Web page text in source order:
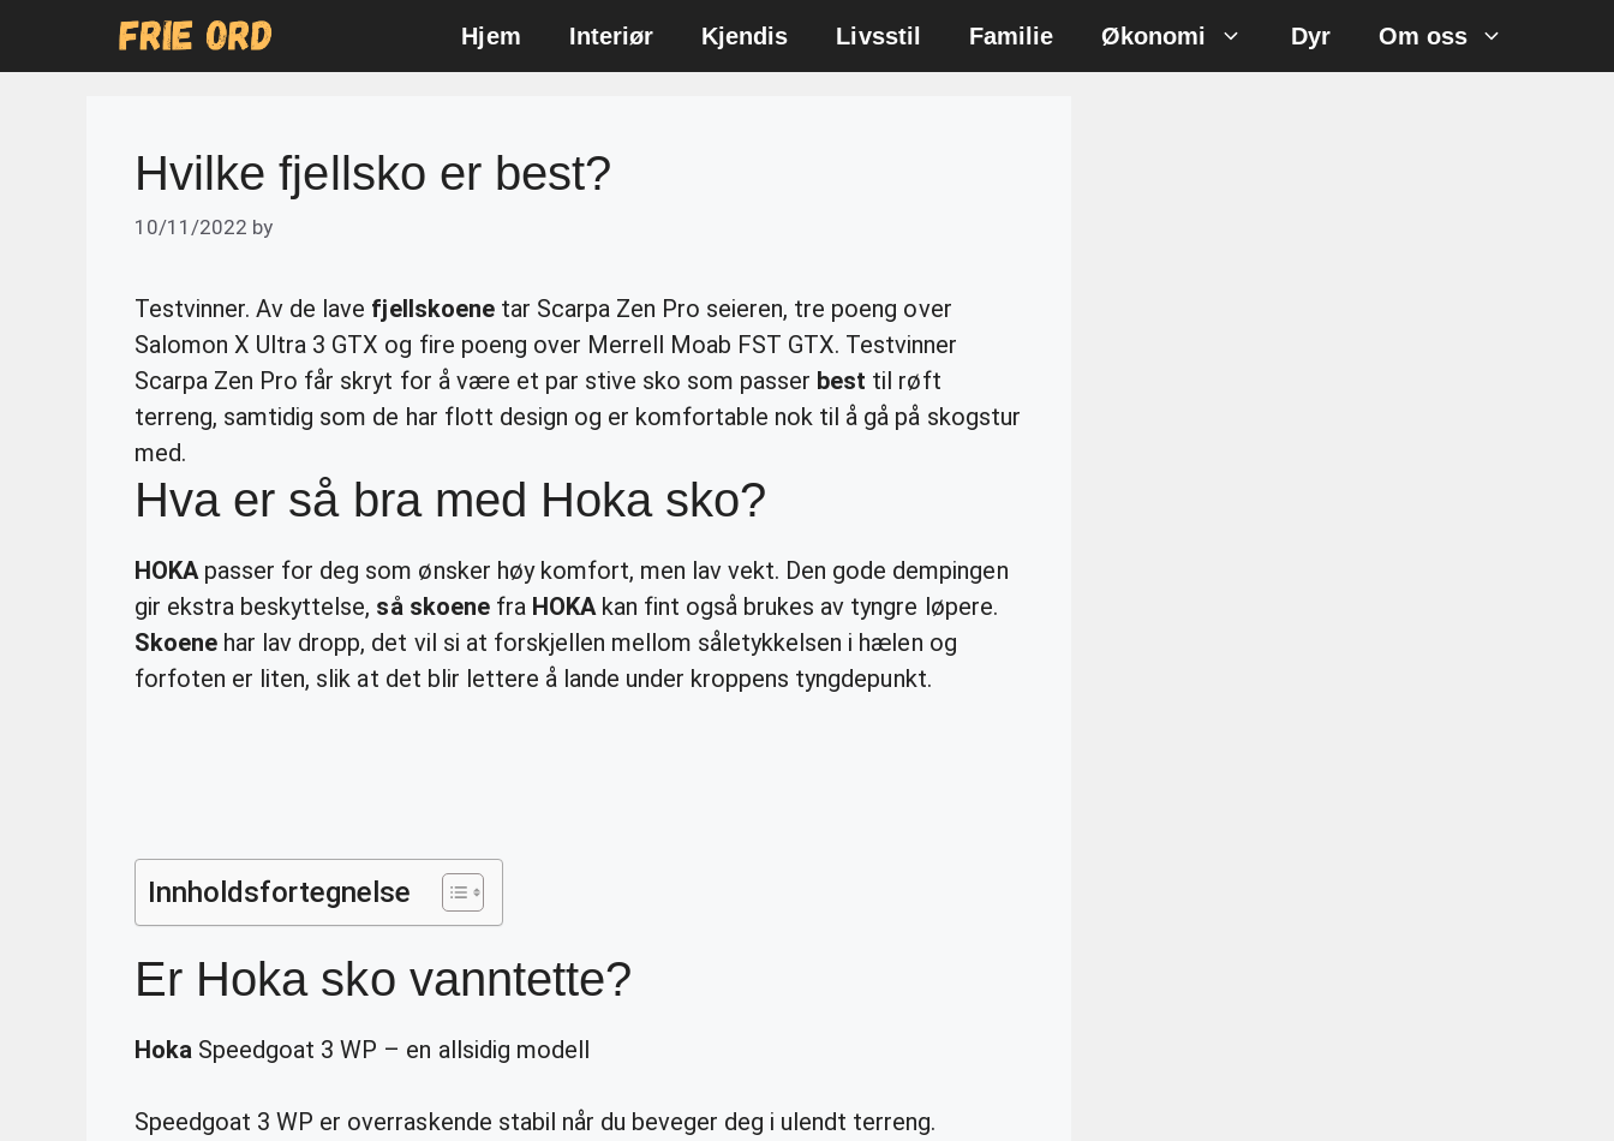
Hjem Interiør Kjendis Livsstil Familie Økonomi Dyr Om oss
Hvilke fjellsko er best?
10/11/2022 by
Testvinner. Av de lave fjellskoenetar Scarpa Zen Pro seieren, tre poeng over
Salomon X Ultra 3 GTX og fire poeng over Merrell Moab FST GTX. Testvinner
Scarpa Zen Pro får skryt for å være et par stive sko som passer best til røft
terreng, samtidig som de har flott design og er komfortable nok til å gå på skogstur
med.
Hva er så bra med Hoka sko?
HOKA passer for deg som ønsker høy komfort, men lav vekt. Den gode dempingen
gir ekstra beskyttelse, så skoenefra HOKAkan fint også brukes av tyngre løpere.
Skoene har lav dropp, det vil si at forskjellen mellom såletykkelsen i hælen og
forfoten er liten, slik at det blir lettere å lande under kroppens tyngdepunkt.
Innholdsfortegnelse
Er Hoka sko vanntette?
Hoka Speedgoat 3 WP – en allsidig modell
Speedgoat 3 WP er overraskende stabil når du beveger deg i ulendt terreng.